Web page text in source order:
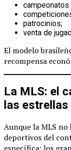
campeonatos
patrocinios;
venta de
El modelo
recompensa
La MLS: el
las
Aunque la MLS
deportivos del